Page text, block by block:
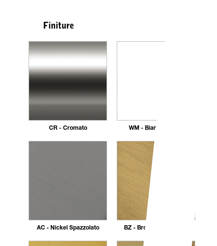
Finiture
CR - Cromato WM - Bianco Opaco
AC - Nickel Spazzolato BZ - Bronzo Spazzolato